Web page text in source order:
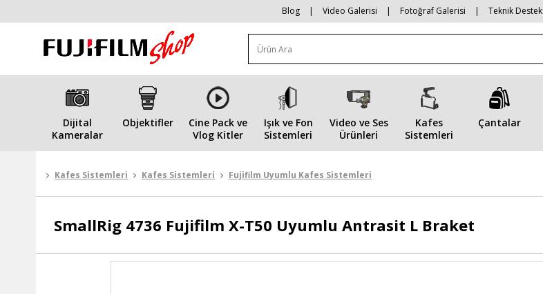
Blog | Video Galerisi | Fotoğraf Galerisi | Teknik Destek
Dijital
Kameralar
Objektifler
Cine Pack ve
Vlog Kitler
Işık ve Fon
Sistemleri
Video ve Ses
Ürünleri
Kafes
Sistemleri
Çantalar
Kafes Sistemleri Kafes Sistemleri Fujifilm Uyumlu Kafes Sistemleri
SmallRig 4736 Fujifilm X-T50 Uyumlu Antrasit L Braket